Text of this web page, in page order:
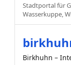
Stadtportal für
Wasserkuppe,
Birkhuhn –